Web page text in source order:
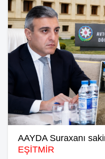
AAYDA Suraxanı
EŞİTMİR